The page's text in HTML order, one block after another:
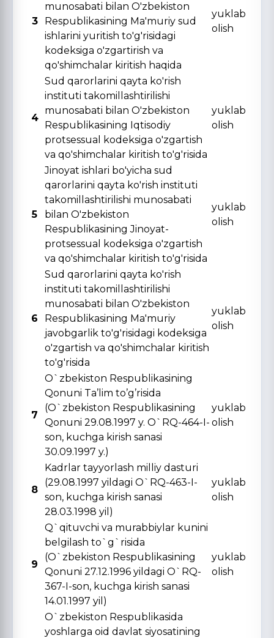
3
munosabati bilan O'zbekiston
Respublikasining Ma'muriy sud
ishlarini yuritish to'g'risidagi
kodeksiga o'zgartirish va
qo'shimchalar kiritish haqida
yuklab
olish
4
Sud qarorlarini qayta ko'rish
instituti takomillashtirilishi
munosabati bilan O'zbekiston
Respublikasining Iqtisodiy
protsessual kodeksiga o'zgartish
va qo'shimchalar kiritish to'g'risida
yuklab
olish
5
Jinoyat ishlari bo'yicha sud
qarorlarini qayta ko'rish instituti
takomillashtirilishi munosabati
bilan O'zbekiston
Respublikasining Jinoyat-
protsessual kodeksiga o'zgartish
va qo'shimchalar kiritish to'g'risida
yuklab
olish
6
Sud qarorlarini qayta ko'rish
instituti takomillashtirilishi
munosabati bilan O'zbekiston
Respublikasining Ma'muriy
javobgarlik to'g'risidagi kodeksiga
o'zgartish va qo'shimchalar kiritish
to'g'risida
yuklab
olish
7
O`zbekiston Respublikasining
Qonuni Ta’lim to’g’risida
(O`zbekiston Respublikasining
Qonuni 29.08.1997 y. O`RQ-464-I-
son, kuchga kirish sanasi
30.09.1997 y.)
yuklab
olish
8
Kadrlar tayyorlash milliy dasturi
(29.08.1997 yildagi O`RQ-463-I-
son, kuchga kirish sanasi
28.03.1998 yil)
yuklab
olish
9
Q`qituvchi va murabbiylar kunini
belgilash to`g`risida
(O`zbekiston Respublikasining
Qonuni 27.12.1996 yildagi O`RQ-
367-I-son, kuchga kirish sanasi
14.01.1997 yil)
yuklab
olish
O`zbekiston Respublikasida
yoshlarga oid davlat siyosatining